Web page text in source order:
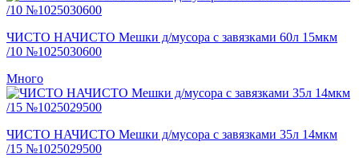
ЧИСТО НАЧИСТО Мешки д/мусора с завязками 60л 15мкм
/10 №1025030600
Много
ЧИСТО НАЧИСТО Мешки д/мусора с завязками 35л 14мкм
/15 №1025029500